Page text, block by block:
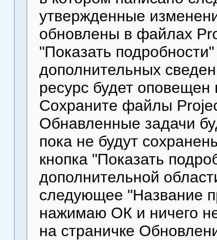
утвержденные
обновлены в файлах
"Показать
дополнительных
ресурс будет оповещен
Сохраните файлы
Обнавленные задачи
пока не будут
кнопка "Показать
дополнительной
следующее "Название
нажимаю ОК и ничего
на страничке